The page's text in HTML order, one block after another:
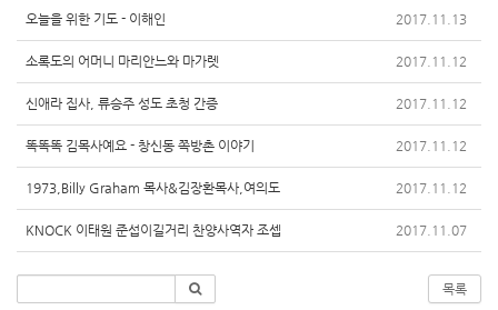
오늘을 위한 기도 - 이해인 2017.11.13
소록도의 어머니 마리안느와 마가렛 2017.11.12
신애라 집사, 류승주 성도 초청 간증 2017.11.12
똑똑똑 김목사예요 - 창신동 쪽방촌 이야기 2017.11.12
1973,Billy Graham 목사&김장환목사,여의도 2017.11.12
KNOCK 이태원 준섭이길거리 찬양사역자 조셉 2017.11.07
목록